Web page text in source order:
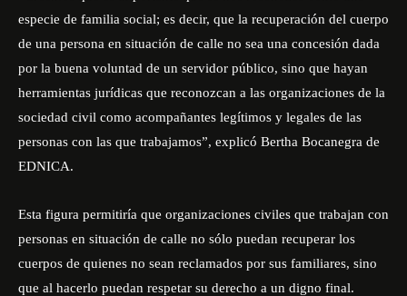
especie de familia social; es decir, que la recuperación del cuerpo
de una persona en situación de calle no sea una concesión dada
por la buena voluntad de un servidor público, sino que hayan
herramientas jurídicas que reconozcan a las organizaciones de la
sociedad civil como acompañantes legítimos y legales de las
personas con las que trabajamos”, explicó Bertha Bocanegra de
EDNICA.
Esta figura permitiría que organizaciones civiles que trabajan con
personas en situación de calle no sólo puedan recuperar los
cuerpos de quienes no sean reclamados por sus familiares, sino
que al hacerlo puedan respetar su derecho a un digno final.